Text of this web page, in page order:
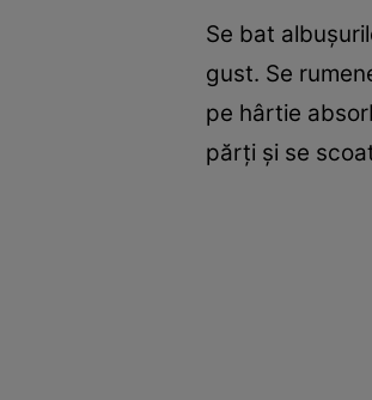
Se bat
gust. Se
pe hârtie
părţi şi se